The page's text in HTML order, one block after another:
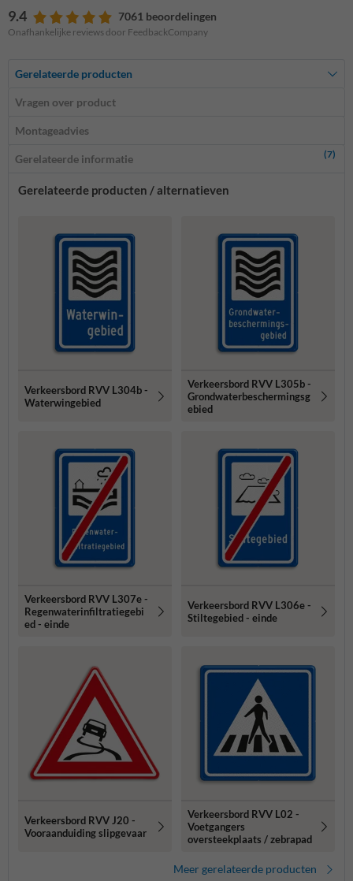
9.4 7061 beoordelingen
Onafhankelijke reviews door FeedbackCompany
Gerelateerde producten
Vragen over product
Montageadvies
Gerelateerde informatie (7)
Gerelateerde producten / alternatieven
Verkeersbord RVV L304b -
Waterwingebied
Verkeersbord RVV L305b -
Grondwaterbeschermingsg
ebied
Verkeersbord RVV L307e -
Regenwaterinfiltratiegebi
ed - einde
Verkeersbord RVV L306e -
Stiltegebied - einde
Verkeersbord RVV J20 -
Vooraanduiding slipgevaar
Verkeersbord RVV L02 -
Voetgangers
oversteekplaats / zebrapad
Meer gerelateerde producten